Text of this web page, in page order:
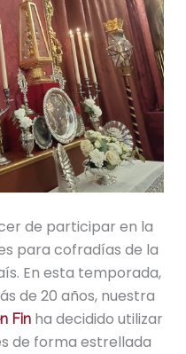
de participar en la
para cofradías de la
En esta temporada,
de 20 años, nuestra
Finha decidido utilizar
de forma estrellada